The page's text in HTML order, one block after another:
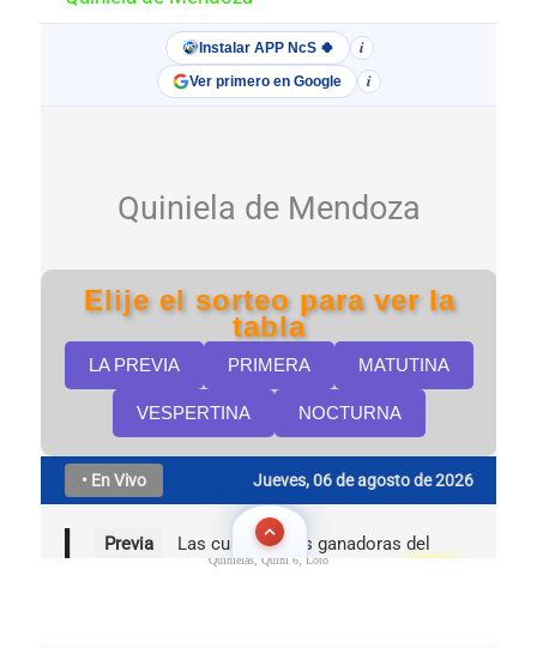
Quinielas, Quini 6, Loto